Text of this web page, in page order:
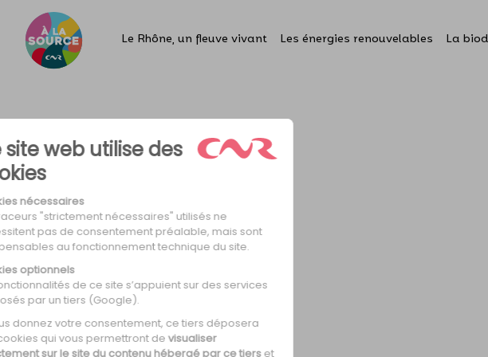
Le Rhône, un fleuve vivant Les énergies renouvelables La